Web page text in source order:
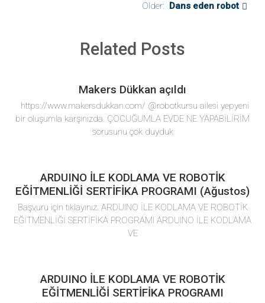
Older: Dans eden robot
Related Posts
Makers Dükkan açıldı
https://www.makersdukkan.com/ @robotkursu ailesi yepyeni
bir oluşumla karşınızda. ÇOCUĞUMLA EVDE NE YAPABİLİRİM
sorusunu çok duyduk
ARDUINO İLE KODLAMA VE ROBOTİK
EĞİTMENLİĞİ SERTİFİKA PROGRAMI (Ağustos)
Başvuru için tıklayınız. ARDUINO İLE KODLAMA VE ROBOTİK
EĞİTMENLİĞİ SERTİFİKA PROGRAMI ARDUINO İLE KODLAMA
VE
ARDUINO İLE KODLAMA VE ROBOTİK
EĞİTMENLİĞİ SERTİFİKA PROGRAMI